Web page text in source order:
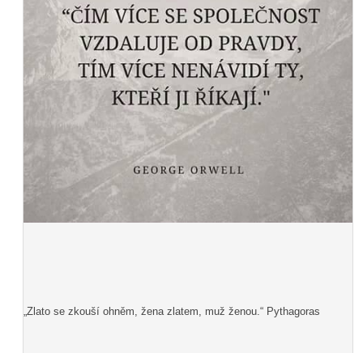
„Zlato se zkouší ohněm, žena zlatem, muž ženou.“ Pythagoras